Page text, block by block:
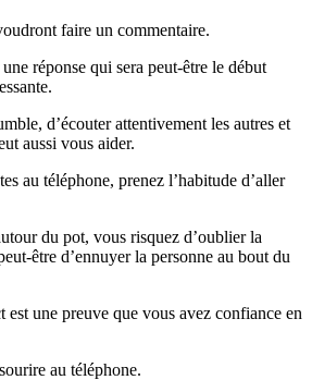
faire un commentaire.
réponse qui sera peut-être le début
d’écouter attentivement les autres et
aussi vous aider.
au téléphone, prenez l’habitude d’aller
du pot, vous risquez d’oublier la
être d’ennuyer la personne au bout du
est une preuve que vous avez confiance en
au téléphone.